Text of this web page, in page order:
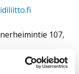
107,
044 765 0667